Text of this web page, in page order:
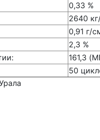
0,33 %
2640
0,91 г/
2,3 %
161,3
50